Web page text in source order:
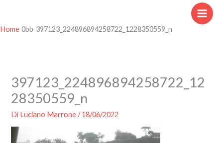
contenuto
Home 397123_224896894258722_1228350559_n
397123_224896894258722_12
28350559_n
Di Luciano Marrone/18/06/2022